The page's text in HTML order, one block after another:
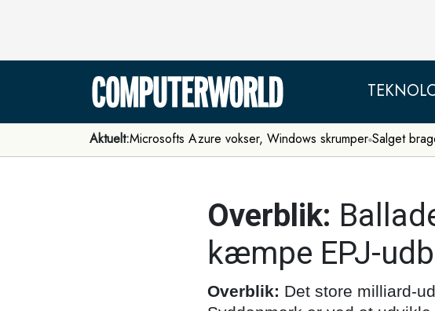
Aktuelt:Microsofts Azure vokser, Windows skrumper Salget
Overblik:
kæmpe EPJ-
Overblik: Det store milliard-